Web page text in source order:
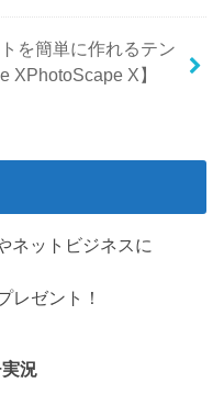
を簡単に作れるテン
XPhotoScape X】
ネットビジネスに
レゼント！
況